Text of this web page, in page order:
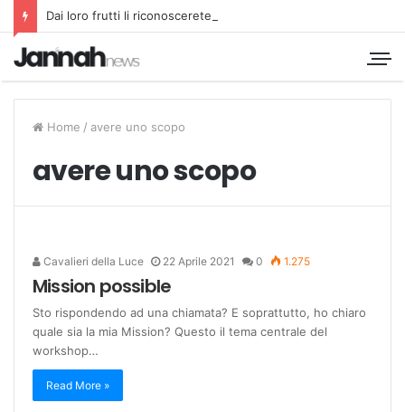
Dai loro frutti li riconoscerete
Home / avere uno scopo
avere uno scopo
Cavalieri della Luce 22 Aprile 2021 0 1.275
Mission possible
Sto rispondendo ad una chiamata? E soprattutto, ho chiaro
quale sia la mia Mission? Questo il tema centrale del
workshop…
Read More »